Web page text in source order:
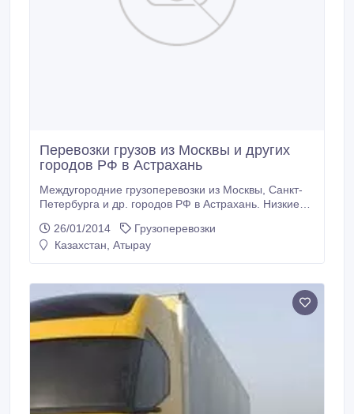
Перевозки грузов из Москвы и других
городов РФ в Астрахань
Междугородние грузоперевозки из Москвы, Санкт-
Петербурга и др. городов РФ в Астрахань. Низкие
26/01/2014
Грузоперевозки
Казахстан, Атырау